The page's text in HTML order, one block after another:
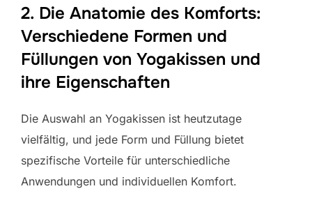
2. Die Anatomie des Komforts:
Verschiedene Formen und
Füllungen von Yogakissen und
ihre Eigenschaften
Die Auswahl an Yogakissen ist heutzutage
vielfältig, und jede Form und Füllung bietet
spezifische Vorteile für unterschiedliche
Anwendungen und individuellen Komfort.